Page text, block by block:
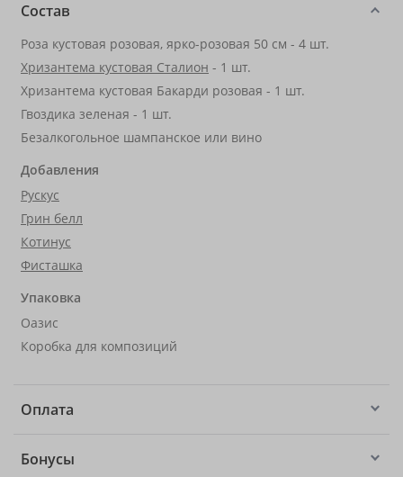
Состав
Роза кустовая розовая, ярко-розовая 50 см - 4 шт.
Хризантема кустовая Сталион - 1 шт.
Хризантема кустовая Бакарди розовая - 1 шт.
Гвоздика зеленая - 1 шт.
Безалкогольное шампанское или вино
Добавления
Рускус
Грин белл
Котинус
Фисташка
Упаковка
Оазис
Коробка для композиций
Оплата
Бонусы